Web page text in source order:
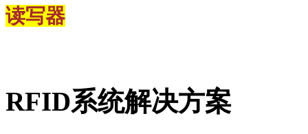
读写器
RFID系统解决方案